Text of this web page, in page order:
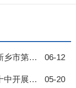
，踊跃举手提问，
题积极研讨、交流
同学结合自身日常
动反思，纷纷表示
意识到甜食、久
身体的伤害，现场
浓厚。 王医师总
肥胖三大诱因：高
专题讲座 06-12
专项培训 05-20